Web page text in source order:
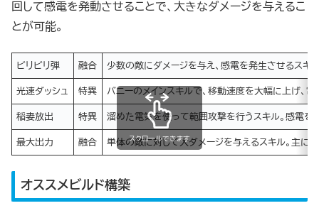
回して感電を発動させることで、大きなダメージを与えるこ
とが可能。
ビリビリ弾 融合 少数の敵にダメージを与え、感電を発生させるスキ
光速ダッシュ 特異 バニーのメインスキルで、移動速度を大幅に上げ、
稲妻放出 特異 溜めた電気を使って範囲攻撃を行うスキル。感電を
最大出力 融合 単体の敵に対して大ダメージを与えるスキル。主に
スクロールできます
オススメビルド構築